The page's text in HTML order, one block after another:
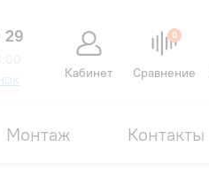
29
Кабинет
0
Сравнение
Монтаж Контакты